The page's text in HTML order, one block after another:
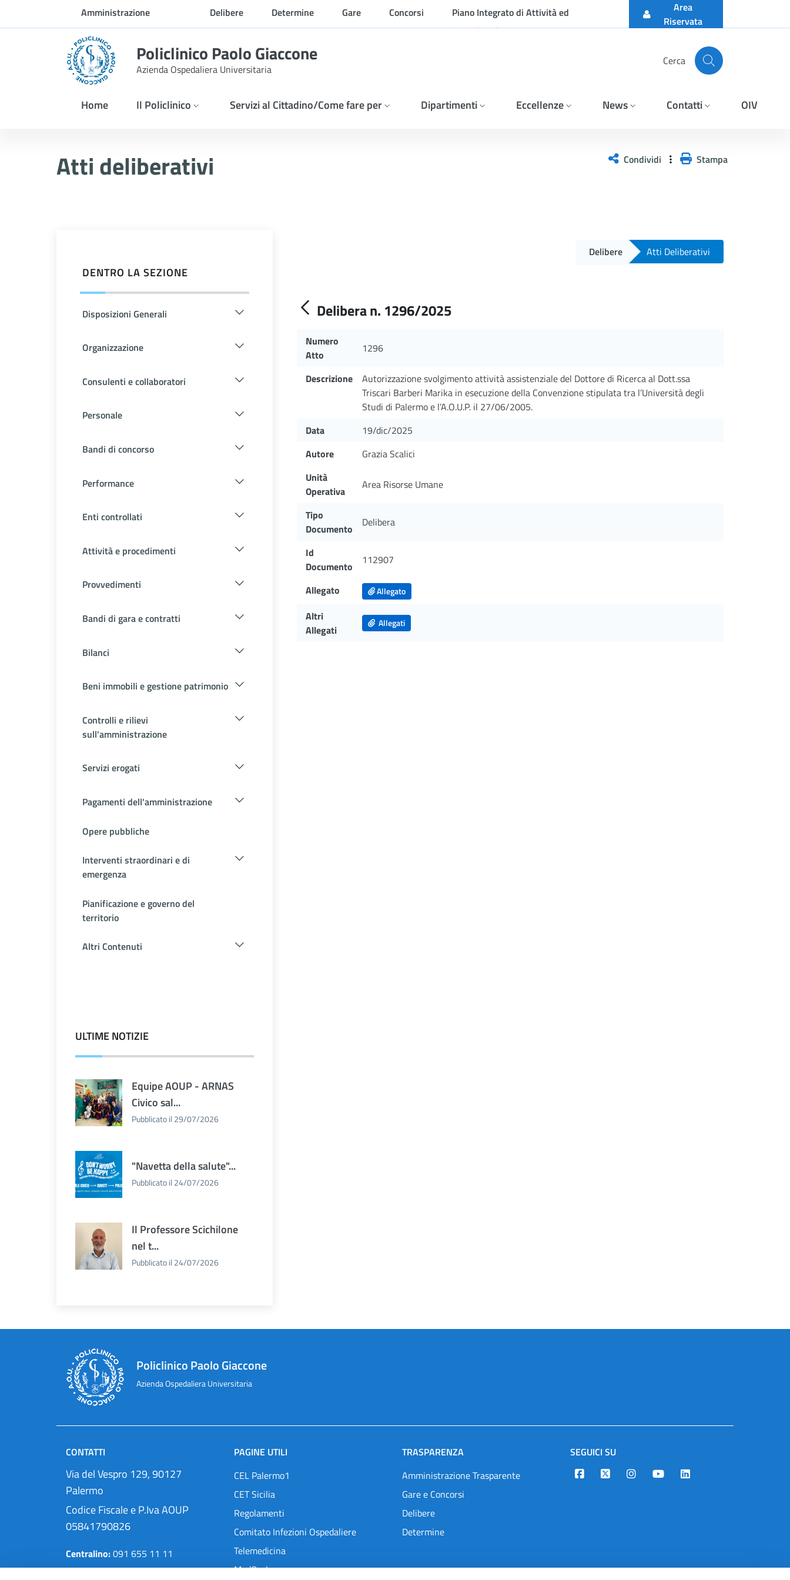
Skip to Main ContentAmministrazione
trasparente
Delibere Determine Gare Concorsi
Piano Integrato di Attività ed
Organizzazione
Area
Riservata
Policlinico Paolo Giaccone
Azienda Ospedaliera Universitaria
Cerca
Home Il Policlinico Servizi al Cittadino/Come fare per Dipartimenti Eccellenze News Contatti OIV
Atti deliberativi Condividi Stampa
DENTRO LA SEZIONE
Disposizioni Generali
Organizzazione
Consulenti e collaboratori
Personale
Bandi di concorso
Performance
Enti controllati
Attività e procedimenti
Provvedimenti
Bandi di gara e contratti
Bilanci
Beni immobili e gestione patrimonio
Controlli e rilievi
sull'amministrazione
Servizi erogati
Pagamenti dell'amministrazione
Opere pubbliche
Interventi straordinari e di
emergenza
Pianificazione e governo del
territorio
Altri Contenuti
ULTIME NOTIZIE
Equipe AOUP - ARNAS
Civico sal...
Pubblicato il 29/07/2026
"Navetta della salute"...
Pubblicato il 24/07/2026
Il Professore Scichilone
nel t...
Pubblicato il 24/07/2026
Delibere Atti Deliberativi
Delibera n. 1296/2025
Numero
Atto
1296
Descrizione
Autorizzazione svolgimento attività assistenziale del Dottore di Ricerca al Dott.ssa
Triscari Barberi Marika in esecuzione della Convenzione stipulata tra l’Università degli
Studi di Palermo e l’A.O.U.P. il 27/06/2005.
Data
19/dic/2025
Autore
Grazia Scalici
Unità
Operativa
Area Risorse Umane
Tipo
Documento
Delibera
Id
Documento
112907
Allegato Allegato
Altri
Allegati
Allegati
Policlinico Paolo Giaccone
Azienda Ospedaliera Universitaria
CONTATTI
Via del Vespro 129, 90127
Palermo
Codice Fiscale e P.Iva AOUP
05841790826
Centralino:091 655 11 11
Pec:protocollo@cert.policlinico.pa.it
PAGINE UTILI
CEL Palermo1
CET Sicilia
Regolamenti
Comitato Infezioni Ospedaliere
Telemedicina
MedOral
TRASPARENZA
Amministrazione Trasparente
Gare e Concorsi
Delibere
Determine
SEGUICI SU
Designers Italia
TwitterInstagramYoutubeLinkedin